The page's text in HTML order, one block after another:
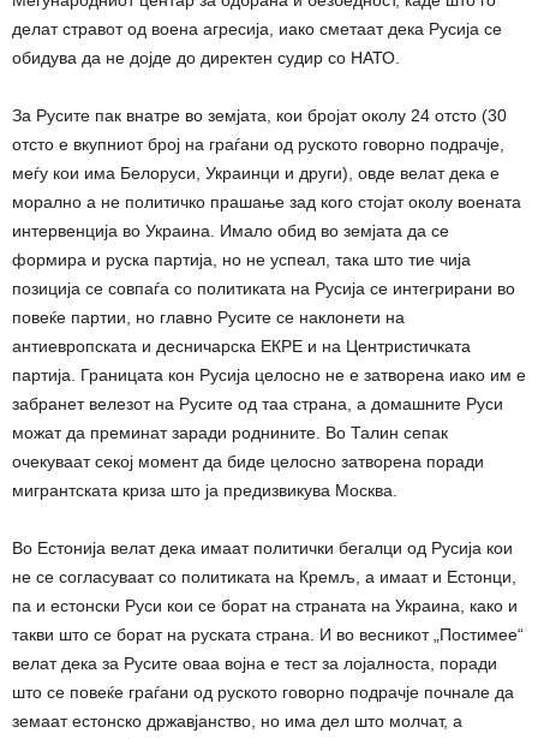
делат стравот од воена агресија, иако сметаат дека Русија се
обидува да не дојде до директен судир со НАТО.
За Русите пак внатре во земјата, кои бројат околу 24 отсто (30
отсто е вкупниот број на граѓани од руското говорно подрачје,
меѓу кои има Белоруси, Украинци и други), овде велат дека е
морално а не политичко прашање зад кого стојат околу воената
интервенција во Украина. Имало обид во земјата да се
формира и руска партија, но не успеал, така што тие чија
позиција се совпаѓа со политиката на Русија се интегрирани во
повеќе партии, но главно Русите се наклонети на
антиевропската и десничарска ЕКРЕ и на Центристичката
партија. Границата кон Русија целосно не е затворена иако им е
забранет велезот на Русите од таа страна, а домашните Руси
можат да преминат заради роднините. Во Талин сепак
очекуваат секој момент да биде целосно затворена поради
мигрантската криза што ја предизвикува Москва.
Во Естонија велат дека имаат политички бегалци од Русија кои
не се согласуваат со политиката на Кремљ, а имаат и Естонци,
па и естонски Руси кои се борат на страната на Украина, како и
такви што се борат на руската страна. И во весникот „Постимее“
велат дека за Русите оваа војна е тест за лојалноста, поради
што се повеќе граѓани од руското говорно подрачје почнале да
земаат естонско државјанство, но има дел што молчат, а